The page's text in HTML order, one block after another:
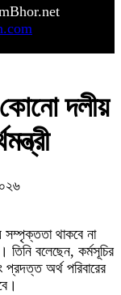
কোনো দলীয়
সম্পৃক্ততা থাকবে না
তিনি বলেছেন, কর্মসূচির
প্রদত্ত অর্থ পরিবারের